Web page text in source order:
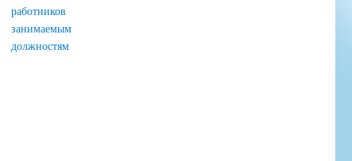
работников
занимаемым
должностям